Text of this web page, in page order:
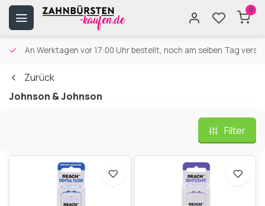
0
An Werktagen vor 17:00 Uhr bestellt, noch am selben Tag
Zurück
Johnson & Johnson
Filter